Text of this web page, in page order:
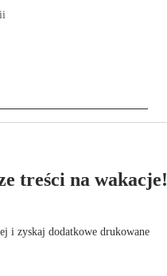
treści na wakacje!
i zyskaj dodatkowe drukowane